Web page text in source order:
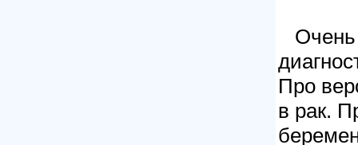
Очень
Про
в рак.